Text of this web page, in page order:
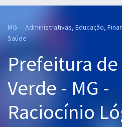
Assinatura Ilimitada
Graduação
OAB
MG - Administrativas, Educação,
Saúde
Prefeitura
Verde - MG -
Raciocínio